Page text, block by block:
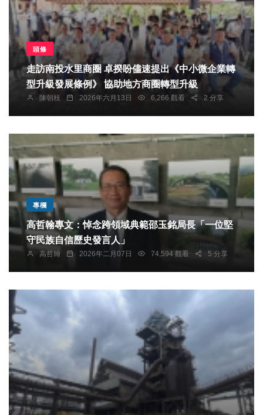
頭條
走訪南投水里商圈 卓揆盼儘速提出《中小微企業轉
型升級發展條例》 協助地方商圈轉型升級
陳朝枝 2026年六月13日 6,266 觀看 2 分享
專欄
高哲翰專文：悼念跨領域典範邵玉銘局長「一位堅
守民族自信歷史發言人」
高哲翰 2026年二月07日 74,594 觀看 5 分享